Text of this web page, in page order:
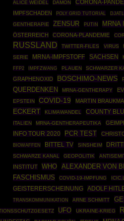
ALICE WEIDEL DÄMON CORONA-
IMPFSCHADEN
POLY GRID TUTORIAL
GENTHERAPIE
ZENSUR PUTIN MRNA
ÖSTERREICH CORONA-PLANDEMIE
RUSSLAND TWITTER-FILES VIRUS
SERIE
MRNA-IMPFSTOFF SACHSEN
FFP2
IMPFZWANG PLAUEN SCHWARZER
GRAPHENOXID BOSCHIMO-NEWS
QUERDENKEN MRNA-GENTHERAPY
EPSTEIN
COVID-19 MARTIN
ECKERT
KLIMAWANDEL COUNTY
ITALIEN
MRNA-GENTHERAPEUTIKA
INFO TOUR 2020
PCR TEST
BIOWAFFEN
BITTEL TV SINSHEIM
SCHWARZE KANAL
GEOPOLITIK
INSTITUT
WHO ALEXANDER VON
FASCHISMUS COVID-19-IMPFUNG
GEISTERERSCHEINUNG ADOLF
TRANSKOMMUNIKATION ARNE SCHMITT
UFO UKRAINE-KRIEG